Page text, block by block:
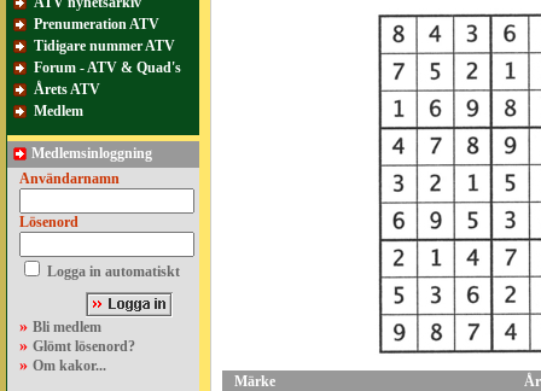
Prenumeration ATV
Tidigare nummer ATV
Forum - ATV & Quad's
Årets ATV
Medlem
Medlemsinloggning
Användarnamn
Lösenord
Logga in automatiskt
» Bli medlem
» Glömt lösenord?
» Om kakor...
Märke